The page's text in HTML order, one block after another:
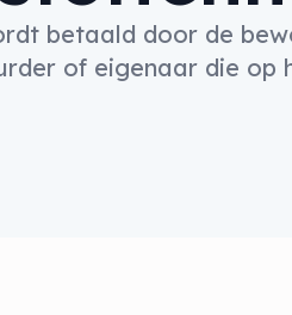
betaald door de
of eigenaar die op